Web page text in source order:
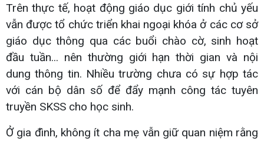
Trên thực tế, hoạt động giáo dục giới tính chủ yếu
vẫn được tổ chức triển khai ngoại khóa ở các cơ sở
giáo dục thông qua các buổi chào cờ, sinh hoạt
đầu tuần... nên thường giới hạn thời gian và nội
dung thông tin. Nhiều trường chưa có sự hợp tác
với cán bộ dân số để đẩy mạnh công tác tuyên
truyền SKSS cho học sinh.
Ở gia đình, không ít cha mẹ vẫn giữ quan niệm rằng